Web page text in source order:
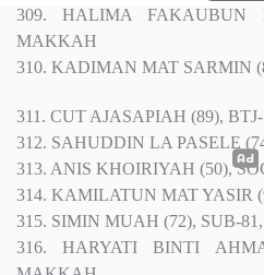
309. HALIMA FAKAUBUN
MAKKAH
310. KADIMAN MAT SARMIN
311. CUT AJASAPIAH (89),
312. SAHUDDIN LA PASELE
313. ANIS KHOIRIYAH (50),
314. KAMILATUN MAT YASIR
315. SIMIN MUAH (72), SUB-
316. HARYATI BINTI